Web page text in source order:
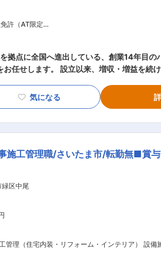
許（AT限定
（構造や年数は
業され、建築業
任せします。 設立以来、増収・増益を続
当します。建築現場では、職方や関連メー
づくり」のため、お客様に応じた空間提案
業発展を続けてきた当社。社員1人1人が
を言いやすい社風です。また、「家族の
る社内イベントを実施しています。春に
んでます。 また、勤務管理システムの導
いただきます。
気になる
工管理職/さいたま市/転勤無■賞
区中尾
管理（住宅内装・リフォーム・インテリア） 設備